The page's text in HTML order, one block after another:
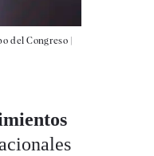
del Congreso |